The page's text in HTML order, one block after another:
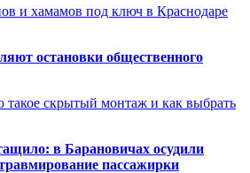
и хамамов под ключ в Краснодаре
остановки общественного
такое скрытый монтаж и как выбрать
в Барановичах осудили
пассажирки